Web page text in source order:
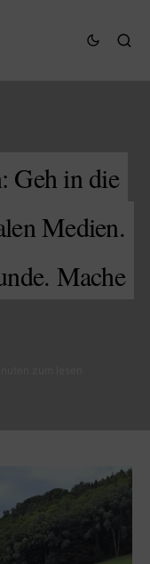
Geh in die
Medien.
Mache